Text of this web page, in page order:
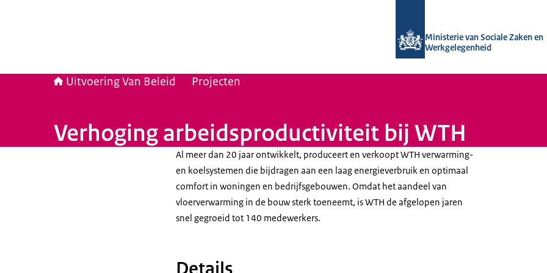
Ministerie van Sociale Zaken en
Werkgelegenheid
Uitvoering Van Beleid Projecten
Verhoging arbeidsproductiviteit bij WTH
Al meer dan 20 jaar ontwikkelt, produceert en verkoopt WTH verwarming-
en koelsystemen die bijdragen aan een laag energieverbruik en optimaal
comfort in woningen en bedrijfsgebouwen. Omdat het aandeel van
vloerverwarming in de bouw sterk toeneemt, is WTH de afgelopen jaren
snel gegroeid tot 140 medewerkers.